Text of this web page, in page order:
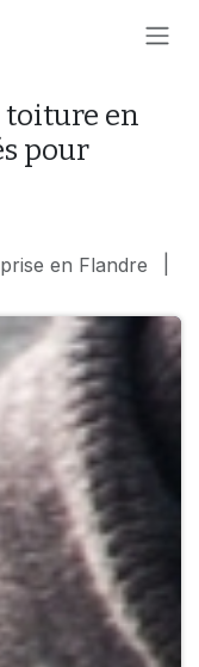
toiture en
pour
en Flandre